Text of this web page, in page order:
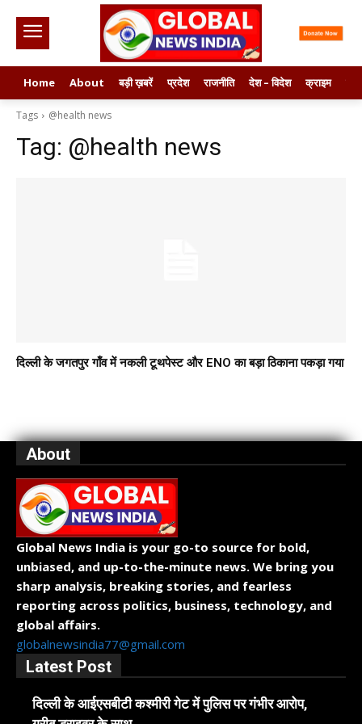
Home About बड़ी ख़बरें प्रदेश राजनीति देश – विदेश क्राइम
Tags @health news
Tag: @health news
दिल्ली के जगतपुर गाँव में नकली टूथपेस्ट और ENO का बड़ा ठिकाना पकड़ा गया
About
Global News India is your go-to source for bold,
unbiased, and up-to-the-minute news. We bring you
sharp analysis, breaking stories, and fearless
reporting across politics, business, technology, and
global affairs.
globalnewsindia77@gmail.com
Latest Post
दिल्ली के आईएसबीटी कश्मीरी गेट में पुलिस पर गंभीर आरोप,